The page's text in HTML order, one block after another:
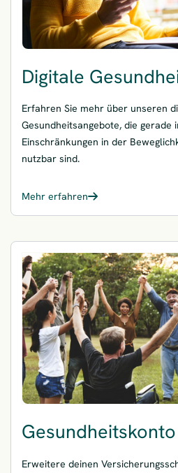
Digitale
Erfahren Sie mehr über unseren
Gesundheitsangebote, die gerade
Einschränkungen in der
nutzbar sind.
Mehr erfahren
– Digitale Gesundheitsversorgung
Gesundheitskonto
Erweitere deinen